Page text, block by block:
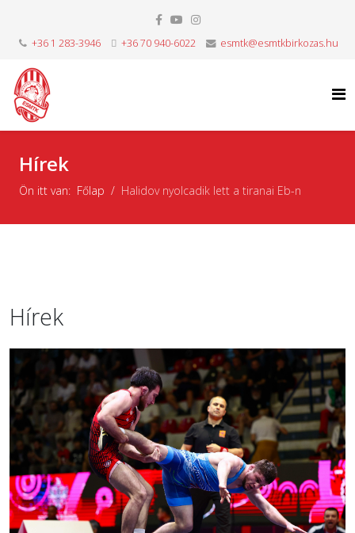
+36 1 283-3946 +36 70 940-6022 esmtk@esmtkbirkozas.hu
Hírek
Ön itt van: Főlap Halidov nyolcadik lett a tiranai Eb-n
Hírek